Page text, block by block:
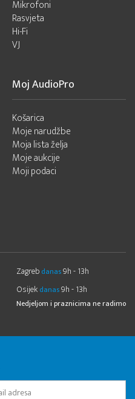
Mikrofoni
Rasvjeta
Hi-Fi
VJ
Moj AudioPro
Košarica
Moje narudžbe
Moja lista želja
Moje aukcije
Moji podaci
Zagreb danas9h - 13h
Osijek danas9h - 13h
Nedjeljom i praznicima ne radimo